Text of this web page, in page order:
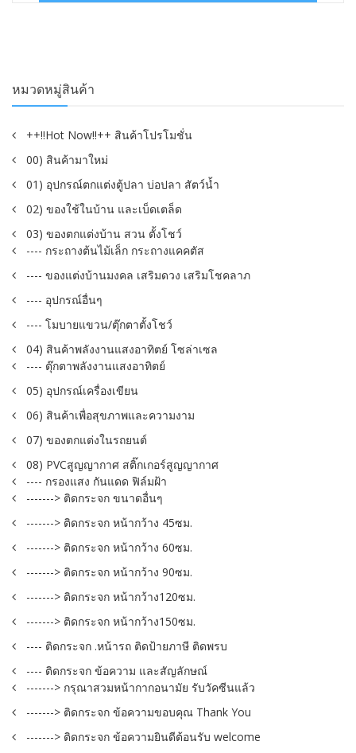
หมวดหมู่สินค้า
++!!Hot Now!!++ สินค้าโปรโมชั่น
00) สินค้ามาใหม่
01) อุปกรณ์ตกแต่งตู้ปลา บ่อปลา สัตว์น้ำ
02) ของใช้ในบ้าน และเบ็ดเตล็ด
03) ของตกแต่งบ้าน สวน ตั้งโชว์
---- กระถางต้นไม้เล็ก กระถางแคคตัส
---- ของแต่งบ้านมงคล เสริมดวง เสริมโชคลาภ
---- อุปกรณ์อื่นๆ
---- โมบายแขวน/ตุ๊กตาตั้งโชว์
04) สินค้าพลังงานแสงอาทิตย์ โซล่าเซล
---- ตุ๊กตาพลังงานแสงอาทิตย์
05) อุปกรณ์เครื่องเขียน
06) สินค้าเพื่อสุขภาพและความงาม
07) ของตกแต่งในรถยนต์
08) PVCสูญญากาศ สติ๊กเกอร์สูญญากาศ
---- กรองแสง กันแดด ฟิล์มฝ้า
-------> ติดกระจก ขนาดอื่นๆ
-------> ติดกระจก หน้ากว้าง 45ซม.
-------> ติดกระจก หน้ากว้าง 60ซม.
-------> ติดกระจก หน้ากว้าง 90ซม.
-------> ติดกระจก หน้ากว้าง120ซม.
-------> ติดกระจก หน้ากว้าง150ซม.
---- ติดกระจก .หน้ารถ ติดป้ายภาษี ติดพรบ
---- ติดกระจก ข้อความ และสัญลักษณ์
-------> กรุณาสวมหน้ากากอนามัย รับวัคซีนแล้ว
-------> ติดกระจก ข้อความขอบคุณ Thank You
-------> ติดกระจก ข้อความยินดีต้อนรับ welcome